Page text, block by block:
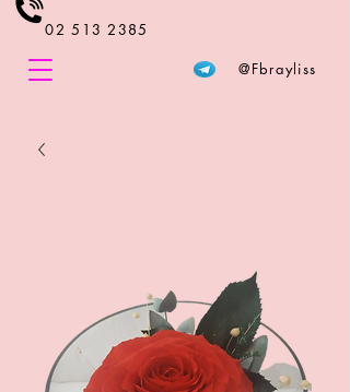
@Fbrayliss
02 513 2385